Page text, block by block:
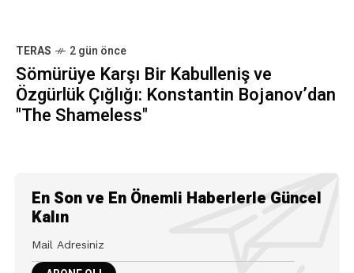
TERAS 2 gün önce
Sömürüye Karşı Bir Kabulleniş ve
Özgürlük Çığlığı: Konstantin Bojanov’dan
"The Shameless"
En Son ve En Önemli Haberlerle Güncel
Kalın